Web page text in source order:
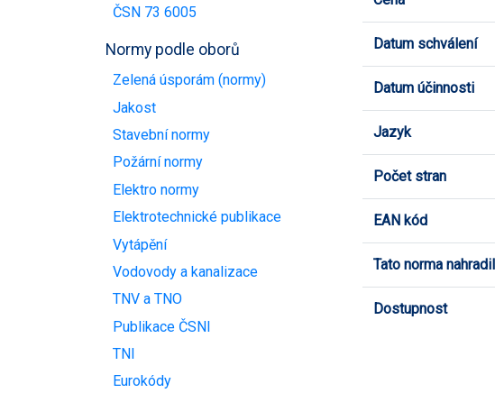
ČSN 73 6005
Normy podle oborů
Zelená úsporám (normy)
Jakost
Stavební normy
Požární normy
Elektro normy
Elektrotechnické publikace
Vytápění
Vodovody a kanalizace
TNV a TNO
Publikace ČSNI
TNI
Eurokódy
Datum schválení
Datum účinnosti
Jazyk
Počet stran
EAN kód
Tato norma
Dostupnost